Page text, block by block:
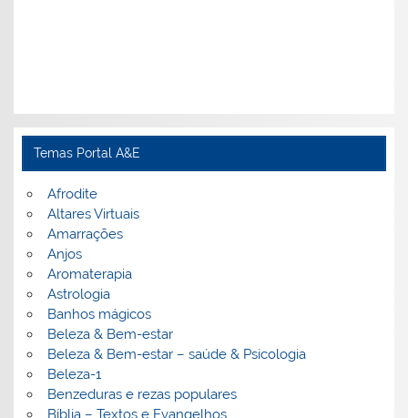
Temas Portal A&E
Afrodite
Altares Virtuais
Amarrações
Anjos
Aromaterapia
Astrologia
Banhos mágicos
Beleza & Bem-estar
Beleza & Bem-estar – saúde & Psicologia
Beleza-1
Benzeduras e rezas populares
Bíblia – Textos e Evangelhos